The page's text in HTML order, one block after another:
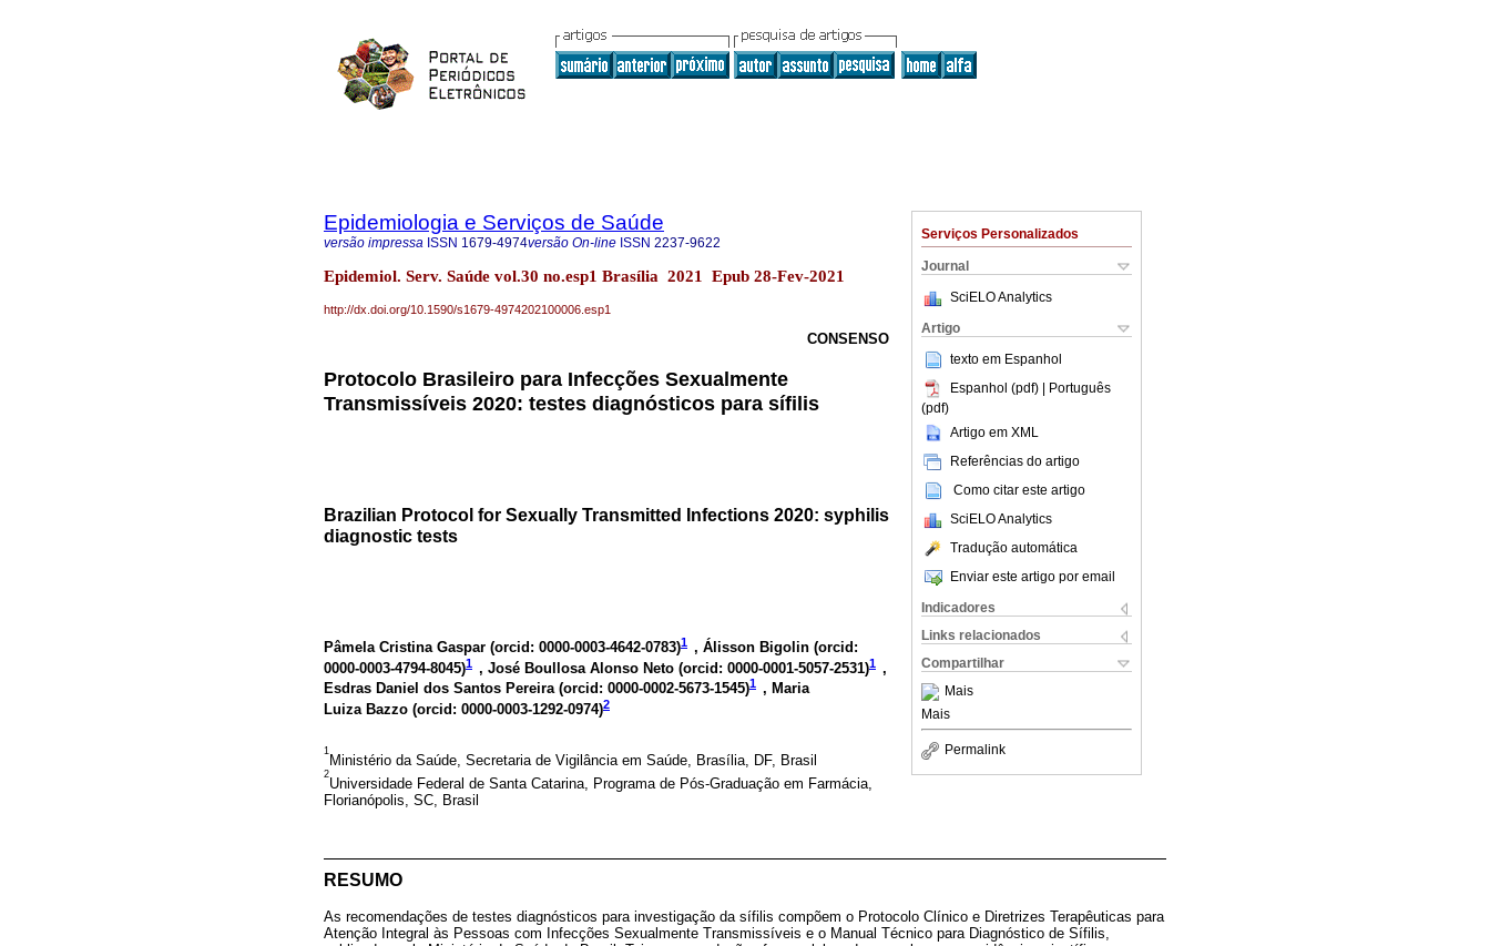
Serviços Personalizados
Journal
SciELO Analytics
Artigo
texto em Espanhol
Espanhol (pdf) | Português
(pdf)
Artigo em XML
Referências do artigo
Como citar este artigo
SciELO Analytics
Tradução automática
Enviar este artigo por email
Indicadores
Links relacionados
Compartilhar
Mais
Mais
Permalink
Epidemiologia e Serviços de Saúde
versão impressa ISSN 1679-4974versão On-line ISSN 2237-9622
Epidemiol. Serv. Saúde vol.30 no.esp1 Brasília 2021 Epub 28-Fev-2021
http://dx.doi.org/10.1590/s1679-4974202100006.esp1
CONSENSO
Protocolo Brasileiro para Infecções Sexualmente
Transmissíveis 2020: testes diagnósticos para sífilis
Brazilian Protocol for Sexually Transmitted Infections 2020: syphilis
diagnostic tests
Pâmela Cristina Gaspar (orcid: 0000-0003-4642-0783)1 , Álisson Bigolin (orcid:
0000-0003-4794-8045)1 , José Boullosa Alonso Neto (orcid: 0000-0001-5057-2531)1 ,
Esdras Daniel dos Santos Pereira (orcid: 0000-0002-5673-1545)1 , Maria
Luiza Bazzo (orcid: 0000-0003-1292-0974)2
1
Ministério da Saúde, Secretaria de Vigilância em Saúde, Brasília, DF, Brasil
2
Universidade Federal de Santa Catarina, Programa de Pós-Graduação em Farmácia,
Florianópolis, SC, Brasil
RESUMO
As recomendações de testes diagnósticos para investigação da sífilis compõem o Protocolo Clínico e Diretrizes Terapêuticas para
Atenção Integral às Pessoas com Infecções Sexualmente Transmissíveis e o Manual Técnico para Diagnóstico de Sífilis,